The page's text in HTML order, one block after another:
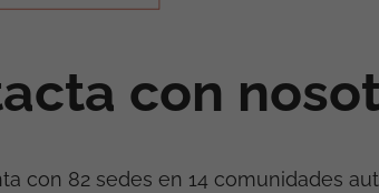
con
con 82 sedes en 14 comunidades